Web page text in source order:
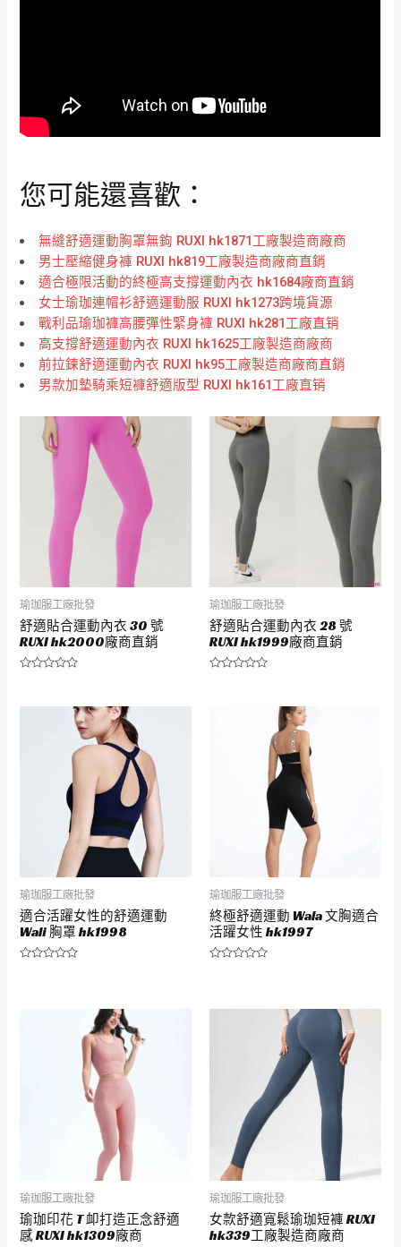
您可能還喜歡：
無縫舒適運動胸罩無鉤 RUXI hk1871工廠製造商廠商
男士壓縮健身褲 RUXI hk819工廠製造商廠商直銷
適合極限活動的終極高支撐運動內衣 hk1684廠商直銷
女士瑜珈連帽衫舒適運動服 RUXI hk1273跨境貨源
戰利品瑜珈褲高腰彈性緊身褲 RUXI hk281工廠直销
高支撐舒適運動內衣 RUXI hk1625工廠製造商廠商
前拉鍊舒適運動內衣 RUXI hk95工廠製造商廠商直銷
男款加墊騎乘短褲舒適版型 RUXI hk161工廠直销
瑜珈服工廠批發
舒適貼合運動內衣 30 號
RUXI hk2000廠商直銷
瑜珈服工廠批發
舒適貼合運動內衣 28 號
RUXI hk1999廠商直銷
瑜珈服工廠批發
適合活躍女性的舒適運動
Wali 胸罩 hk1998
瑜珈服工廠批發
終極舒適運動 Wala 文胸適合
活躍女性 hk1997
分
瑜珈服工廠批發
瑜珈印花 T 卹打造正念舒適
感 RUXI hk1309廠商
瑜珈服工廠批發
女款舒適寬鬆瑜珈短褲 RUXI
hk339工廠製造商廠商